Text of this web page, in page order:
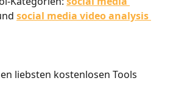
social media video analysis
liebsten kostenlosen Tools